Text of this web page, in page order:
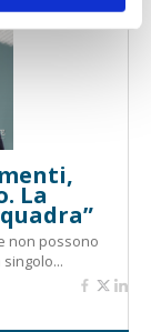
La
non possono